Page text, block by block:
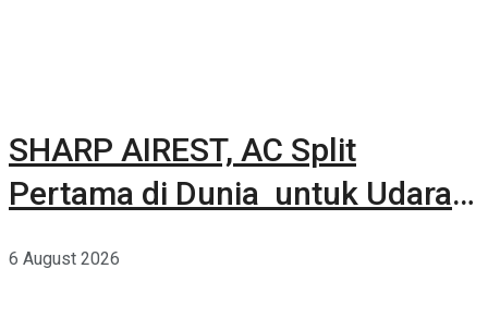
SHARP AIREST, AC Split
Pertama di Dunia untuk Udara
6 August 2026